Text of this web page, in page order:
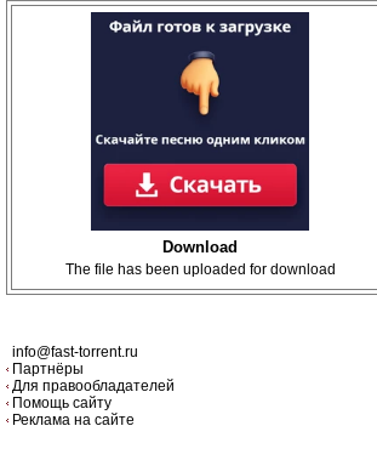
Download
The file has been uploaded for download
info@fast-torrent.ru
Партнёры
Для правообладателей
Помощь сайту
Реклама на сайте